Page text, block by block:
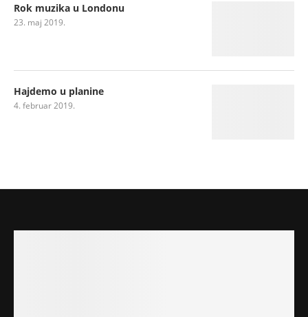
Rok muzika u Londonu
23. maj 2019.
Hajdemo u planine
4. februar 2019.